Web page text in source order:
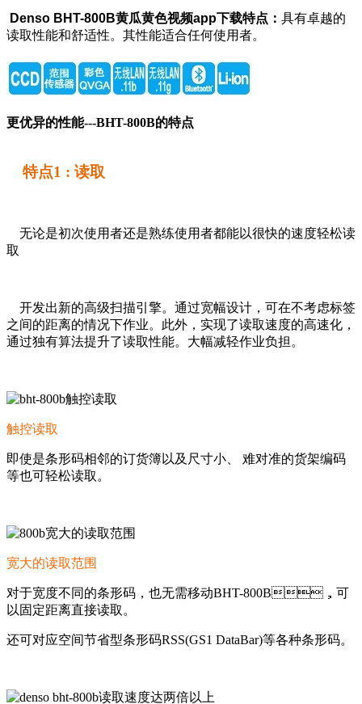
Denso BHT-800B黄瓜黄色视频app下载特点： 具有卓越的
读取性能和舒适性。其性能适合任何使用者。
更优异的性能---BHT-800B的特点
特点1 : 读取
无论是初次使用者还是熟练使用者都能以很快的速度轻松读
取
开发出新的高级扫描引擎。通过宽幅设计，可在不考虑标签
之间的距离的情况下作业。此外，实现了读取速度的高速化，
通过独有算法提升了读取性能。大幅减轻作业负担。
触控读取
即使是条形码相邻的订货簿以及尺寸小、 难对准的货架编码
等也可轻松读取。
宽大的读取范围
对于宽度不同的条形码，也无需移动BHT-800B，可
以固定距离直接读取。
还可对应空间节省型条形码RSS(GS1 DataBar)等各种条形码。